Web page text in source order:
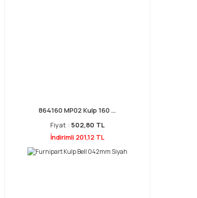
864160 MP02 Kulp 160 ...
Fiyat : 502,80 TL
İndirimli 201,12 TL